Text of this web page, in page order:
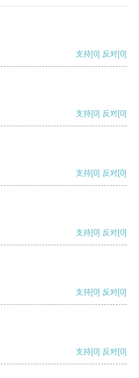
支持[0] 反对[0]
支持[0] 反对[0]
支持[0] 反对[0]
支持[0] 反对[0]
支持[0] 反对[0]
支持[0] 反对[0]